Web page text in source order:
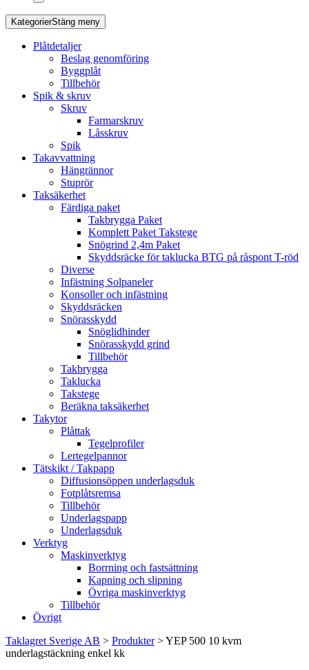
KategorierStäng meny
Plåtdetaljer
Beslag genomföring
Byggplåt
Tillbehör
Spik & skruv
Skruv
Farmarskruv
Låsskruv
Spik
Takavvattning
Hängrännor
Stuprör
Taksäkerhet
Färdiga paket
Takbrygga Paket
Komplett Paket Takstege
Snögrind 2,4m Paket
Skyddsräcke för taklucka BTG på råspont T-röd
Diverse
Infästning Solpaneler
Konsoller och infästning
Skyddsräcken
Snörasskydd
Snöglidhinder
Snörasskydd grind
Tillbehör
Takbrygga
Taklucka
Takstege
Beräkna taksäkerhet
Takytor
Plåttak
Tegelprofiler
Lertegelpannor
Tätskikt / Takpapp
Diffusionsöppen underlagsduk
Fotplåtsremsa
Tillbehör
Underlagspapp
Underlagsduk
Verktyg
Maskinverktyg
Borrning och fastsättning
Kapning och slipning
Övriga maskinverktyg
Tillbehör
Övrigt
Taklagret Sverige AB > Produkter>YEP 500 10 kvm
underlagstäckning enkel kk